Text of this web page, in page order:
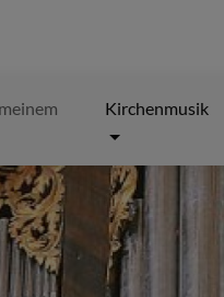
Kirchenmusik